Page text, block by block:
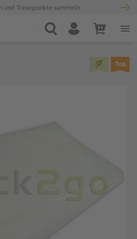
und Treuepunkte sammeln
Suche Konto Warenkorb
Top